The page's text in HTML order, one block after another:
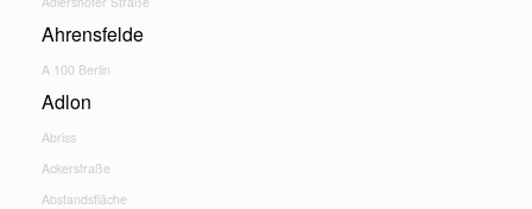
Ahrensfelde
A 100 Berlin
Adlon
Abriss
Ackerstraße
Abstandsfläche